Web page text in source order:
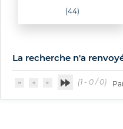
(44)
La recherche n'a
(1 - 0 / 0)